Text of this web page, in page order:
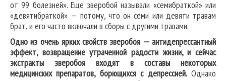
от 99 болезней». Еще зверобой называли «семибраткой» или
«девятибраткой» — потому, что он семи или девяти травам
брат, и его часто включали в сборы с другими травами.
Одно из очень ярких свойств зверобоя — антидепрессантный
эффект, возвращение утраченной радости жизни, и сейчас
экстракты зверобоя входят в составы некоторых
медицинских препаратов, борющихся с депрессией.Однако